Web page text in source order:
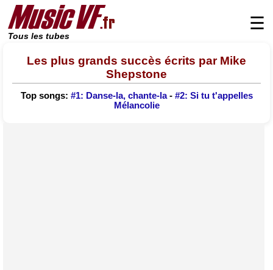
Tous les tubes
☰
Les plus grands succès écrits par Mike
Shepstone
Top songs: #1: Danse-la, chante-la- #2: Si tu t'appelles
Mélancolie